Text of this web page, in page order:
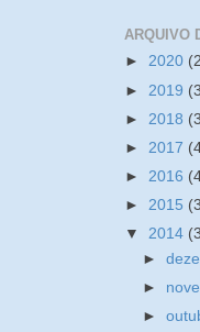
ARQUIVO
► 2020
► 2019
► 2018
► 2017
► 2016
► 2015
▼ 2014
►
►
►